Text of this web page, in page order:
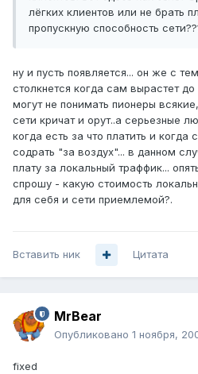
лёгких клиентов или не брать
пропускную способность
ну и пусть появляется... он же с
столкнется когда сам вырастет
могут не понимать пионеры
сети кричат и орут..а серьезные
когда есть за что платить и когда
содрать "за воздух"... в данном
плату за локальный траффик...
спрошу - какую стоимость
для себя и сети приемлемой?.
Вставить ник Цитата
MrBear
Опубликовано 1 ноября,
fixed